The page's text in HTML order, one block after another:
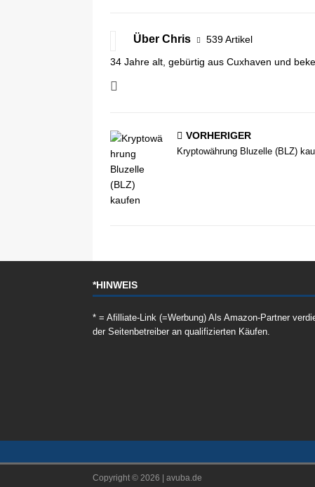
Über Chris 539 Artikel
34 Jahre alt, gebürtig aus Cuxhaven und
VORHERIGER
Kryptowährung Bluzelle (BLZ)
*HINWEIS
* = Afilliate-Link (=Werbung) Als Amazon-Partner
der Seitenbetreiber an qualifizierten Käufen.
Copyright © 2026 | avuba.de